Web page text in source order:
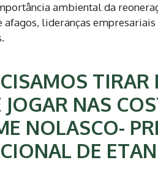
ambiental da
afagos, lideranças
TIRAR
NAS
NOLASCO-
DE